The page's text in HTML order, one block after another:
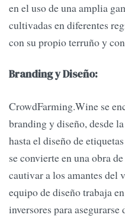
en el uso de una amplia
cultivadas en diferentes
con su propio terruño y
Branding y Diseño:
CrowdFarming.Wine se
branding y diseño, desde
hasta el diseño de
se convierte en una obra
cautivar a los amantes del
equipo de diseño trabaja
inversores para